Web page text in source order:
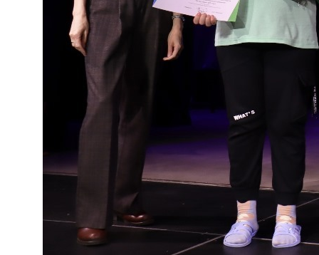
Документация Партнеры